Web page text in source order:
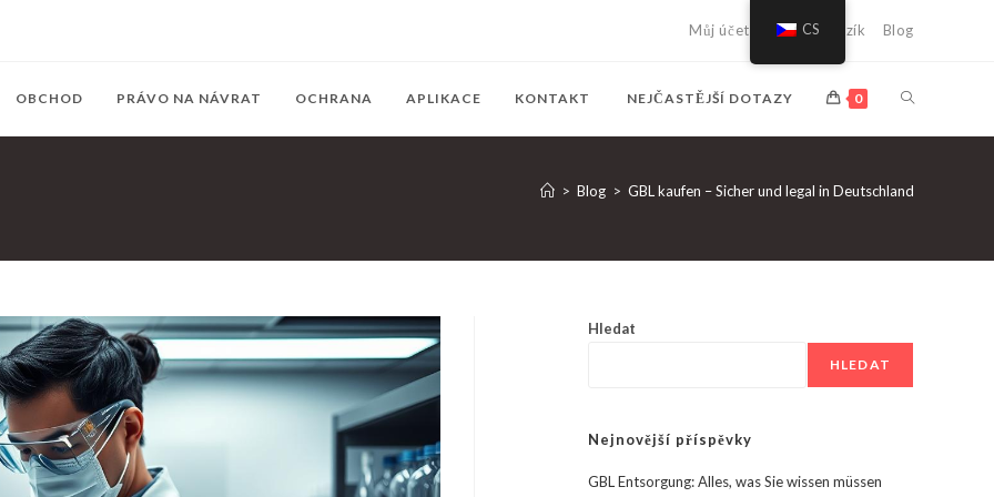
Můj účet Nákupní vozík Blog
OBCHOD PRÁVO NA NÁVRAT OCHRANA APLIKACE KONTAKT NEJČASTĚJŠÍ DOTAZY 0 PŘEPNOUT
> Blog > GBL kaufen – Sicher und legal in Deutschland
Hledat
HLEDAT
Nejnovější příspěvky
GBL Entsorgung: Alles, was Sie wissen müssen
CS